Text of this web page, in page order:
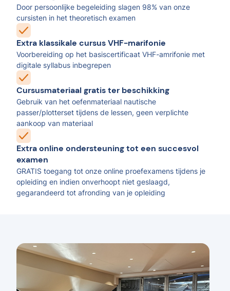
Door persoonlijke begeleiding slagen 98% van onze
cursisten in het theoretisch examen
Extra klassikale cursus VHF-marifonie
Voorbereiding op het basiscertificaat VHF-amrifonie met
digitale syllabus inbegrepen
Cursusmateriaal gratis ter beschikking
Gebruik van het oefenmateriaal nautische
passer/plotterset tijdens de lessen, geen verplichte
aankoop van materiaal
Extra online ondersteuning tot een succesvol
examen
GRATIS toegang tot onze online proefexamens tijdens je
opleiding en indien onverhoopt niet geslaagd,
gegarandeerd tot afronding van je opleiding